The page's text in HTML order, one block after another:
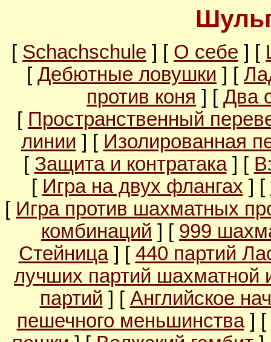
[ Schachschule ] [ О себе ] [
[ Дебютные ловушки ] [
против коня ] [ Два
[ Пространственный
линии ] [ Изолированная
[ Защита и контратака] [
[ Игра на двух флангах ] [
[ Игра против шахматных
комбинаций ] [ 999
Стейница] [ 440 партий
лучших партий шахматной
партий ] [ Английское
пешечного меньшинства] [